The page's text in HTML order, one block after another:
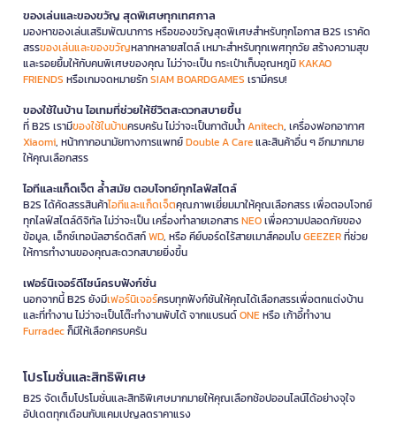
ของเล่นและของขวัญ สุดพิเศษทุกเทศกาล
มองหาของเล่นเสริมพัฒนาการ หรือของขวัญสุดพิเศษสำหรับทุกโอกาส B2S เราคัด
สรรของเล่นและของขวัญหลากหลายสไตล์ เหมาะสำหรับทุกเพศทุกวัย สร้างความสุข
และรอยยิ้มให้กับคนพิเศษของคุณ ไม่ว่าจะเป็น กระเป๋าเก็บอุณหภูมิKAKAO
FRIENDS หรือเกมจดหมายรักSIAM BOARDGAMES เรามีครบ!
ของใช้ในบ้าน ไอเทมที่ช่วยให้ชีวิตสะดวกสบายขึ้น
ที่ B2S เรามีของใช้ในบ้านครบครัน ไม่ว่าจะเป็นกาต้มน้ำAnitech, เครื่องฟอกอากาศ
Xiaomi, หน้ากากอนามัยทางการแพทย์Double A Careและสินค้าอื่น ๆ อีกมากมาย
ให้คุณเลือกสรร
ไอทีและแก็ดเจ็ต ล้ำสมัย ตอบโจทย์ทุกไลฟ์สไตล์
B2S ได้คัดสรรสินค้าไอทีและแก็ดเจ็ตคุณภาพเยี่ยมมาให้คุณเลือกสรร เพื่อตอบโจทย์
ทุกไลฟ์สไตล์ดิจิทัล ไม่ว่าจะเป็น เครื่องทำลายเอกสารNEOเพื่อความปลอดภัยของ
ข้อมูล, เอ็กซ์เทอนัลฮาร์ดดิสก์WD, หรือ คีย์บอร์ดไร้สายเมาส์คอมโบGEEZERที่ช่วย
ให้การทำงานของคุณสะดวกสบายยิ่งขึ้น
เฟอร์นิเจอร์ดีไซน์ครบฟังก์ชั่น
นอกจากนี้ B2S ยังมีเฟอร์นิเจอร์ครบทุกฟังก์ชันให้คุณได้เลือกสรรเพื่อตกแต่งบ้าน
และที่ทำงาน ไม่ว่าจะเป็นโต๊ะทำงานพับได้ จากแบรนด์ONEหรือ เก้าอี้ทำงาน
Furradecก็มีให้เลือกครบครัน
โปรโมชั่นและสิทธิพิเศษ
B2S จัดเต็มโปรโมชั่นและสิทธิพิเศษมากมายให้คุณเลือกช้อปออนไลน์ได้อย่างจุใจ
อัปเดตทุกเดือนกับแคมเปญลดราคาแรง